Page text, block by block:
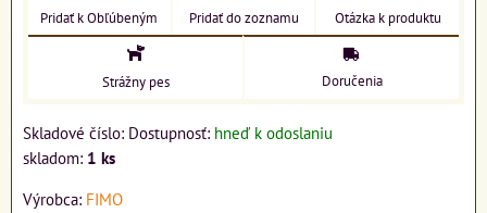
Pridať k Obľúbeným Pridať do zoznamu Otázka k produktu
Strážny pes Doručenia
Skladové číslo: Dostupnosť: hneď k odoslaniu
skladom: 1 ks
Výrobca: FIMO